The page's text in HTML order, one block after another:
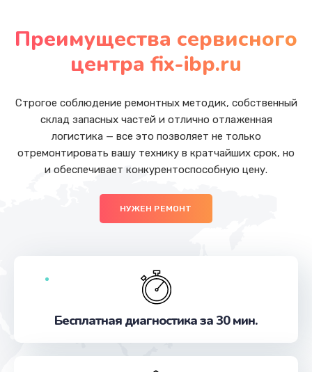
Преимущества сервисного
центра fix-ibp.ru
Строгое соблюдение ремонтных методик, собственный
склад запасных частей и отлично отлаженная
логистика — все это позволяет не только
отремонтировать вашу технику в кратчайших срок, но
и обеспечивает конкурентоспособную цену.
НУЖЕН РЕМОНТ
Бесплатная диагностика за 30 мин.